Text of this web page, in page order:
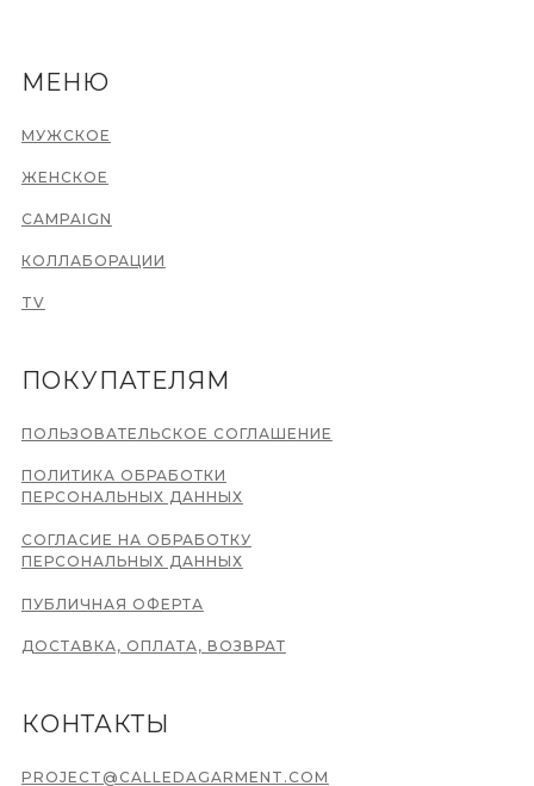
МУЖСКОЕ
ЖЕНСКОЕ
CAMPAIGN
КОЛЛАБОРАЦИИ
ПУБЛИЧНАЯ ОФЕРТА
СОГЛАСИЕ НА ОБРАБОТКУ
ПЕРСОНАЛЬНЫХ ДАННЫХ
ПОЛИТИКА ОБРАБОТКИ
ПЕРСОНАЛЬНЫХ ДАННЫХ
ПОЛЬЗОВАТЕЛЬСКОЕ СОГЛАШЕНИЕ
ДОСТАВКА, ОПЛАТА, ВОЗВРАТ
PROJECT@CALLEDAGARMENT.COM
МЕНЮ
ПОКУПАТЕЛЯМ
КОНТАКТЫ
TV